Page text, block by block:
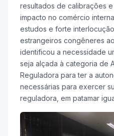
resultados de calibrações
impacto no comércio
estudos e forte
estrangeiros congêneres
identificou a necessidade
seja alçada à categoria de
Reguladora para ter a
necessárias para exercer
reguladora, em patamar